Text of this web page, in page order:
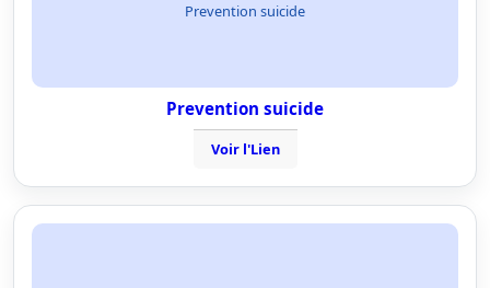
Prevention suicide
Prevention suicide
Voir l'Lien